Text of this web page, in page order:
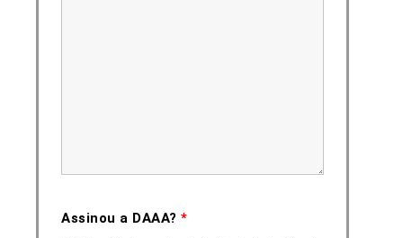
Assinou a DAAA? *